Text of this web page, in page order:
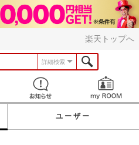
楽天トップへ
詳細検索
見つける お知らせ
ユーザー